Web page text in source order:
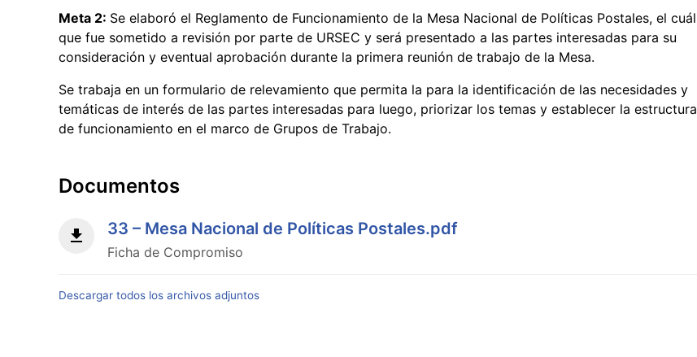
Meta 2: Se elaboró el Reglamento de Funcionamiento de la Mesa Nacional de Políticas Postales, el cuál
que fue sometido a revisión por parte de URSEC y será presentado a las partes interesadas para su
consideración y eventual aprobación durante la primera reunión de trabajo de la Mesa.
Se trabaja en un formulario de relevamiento que permita la para la identificación de las necesidades y
temáticas de interés de las partes interesadas para luego, priorizar los temas y establecer la estructura
de funcionamiento en el marco de Grupos de Trabajo.
Documentos
33 – Mesa Nacional de Políticas Postales.pdf
Ficha de Compromiso
Descargar todos los archivos adjuntos